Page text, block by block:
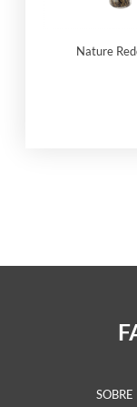
Nature
SOBRE